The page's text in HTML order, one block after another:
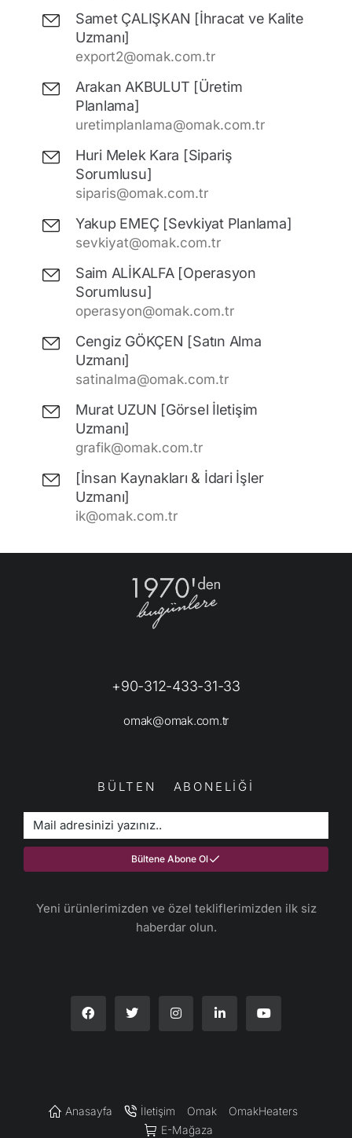
Samet ÇALIŞKAN [İhracat ve Kalite
Uzmanı]
export2@omak.com.tr
Arakan AKBULUT [Üretim
Planlama]
uretimplanlama@omak.com.tr
Huri Melek Kara [Sipariş
Sorumlusu]
siparis@omak.com.tr
Yakup EMEÇ [Sevkiyat Planlama]
sevkiyat@omak.com.tr
Saim ALİKALFA [Operasyon
Sorumlusu]
operasyon@omak.com.tr
Cengiz GÖKÇEN [Satın Alma
Uzmanı]
satinalma@omak.com.tr
Murat UZUN [Görsel İletişim
Uzmanı]
grafik@omak.com.tr
[İnsan Kaynakları & İdari İşler
Uzmanı]
ik@omak.com.tr
+90-312-433-31-33
omak@omak.com.tr
BÜLTEN ABONELİĞİ
Bültene Abone Ol
Yeni ürünlerimizden ve özel tekliflerimizden ilk siz
haberdar olun.​
Anasayfa İletişim Omak
OmakHeaters
E-Mağaza